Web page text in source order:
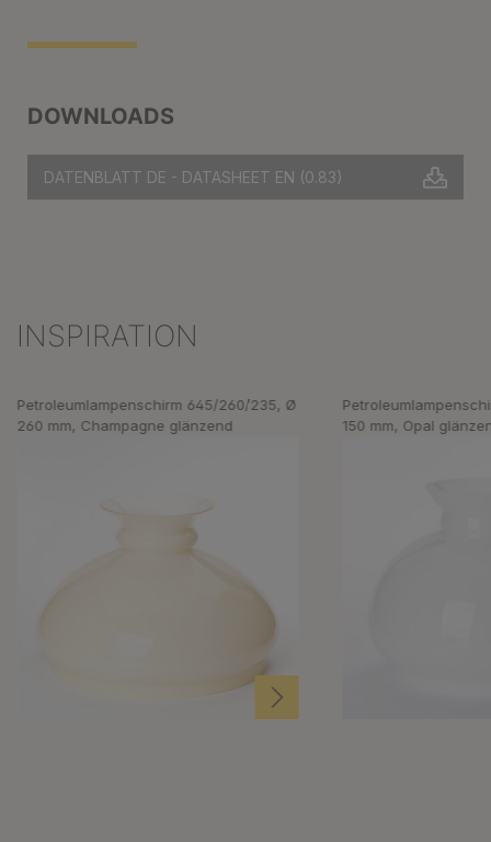
DOWNLOADS
DATENBLATT DE - DATASHEET EN (0.83)
Produktgalerie überspringen
INSPIRATION
Petroleumlampenschirm 645/260/235, Ø
260 mm, Champagne glänzend
150 mm, Opal